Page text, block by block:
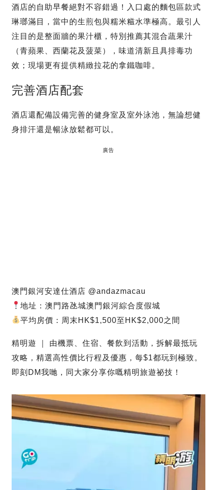
酒店的自助早餐絕對不容錯過！入口處的麵包區款式
琳瑯滿目，當中的生煎包與糯米糍水準極高。最引人
注目的是整面牆的果汁櫃，特別推薦其混合蔬果汁
（青蘋果、西蘭花及菠菜），味道清新且具排毒功
效；現場更有提供精緻拉花的拿鐵咖啡。
完善酒店配套
酒店還配備設備完善的健身室及室外泳池，無論想健
身排汗還是暢泳放鬆都可以。
廣告
澳門銀河安達仕酒店 @andazmacau
地址：澳門路氹城澳門銀河綜合度假城
平均房價：周末HK$1,500至HK$2,000之間
精明遊 ｜ 由機票、住宿、餐飲到活動，拆解最抵玩
攻略，精選高性價比行程及優惠，每$1都玩到極致。
即刻DM我哋，同大家分享你嘅精明旅遊祕技！